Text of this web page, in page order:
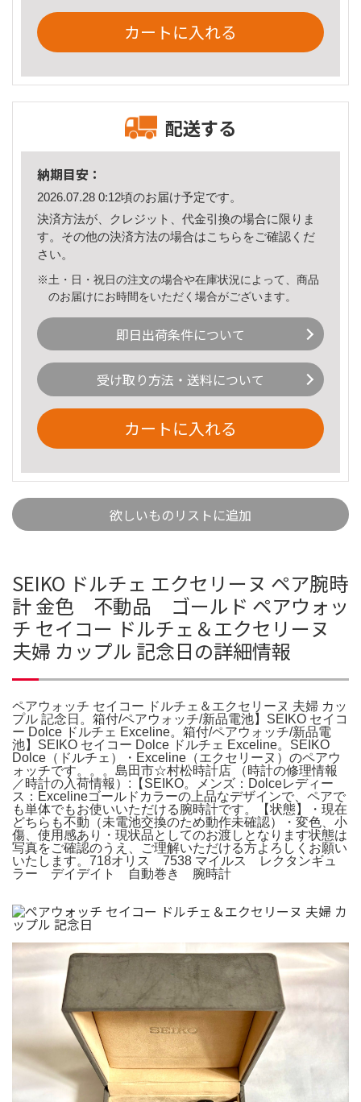
カートに入れる
配送する
納期目安：
2026.07.28 0:12頃のお届け予定です。
決済方法が、クレジット、代金引換の場合に限りま
す。その他の決済方法の場合はこちら をご確認くだ
さい。
※土・日・祝日の注文の場合や在庫状況によって、商品
のお届けにお時間をいただく場合がございます。
即日出荷条件について
受け取り方法・送料について
カートに入れる
欲しいものリストに追加
SEIKO ドルチェ エクセリーヌ ペア腕時
計 金色 不動品 ゴールド ペアウォッ
チ セイコー ドルチェ＆エクセリーヌ
夫婦 カップル 記念日の詳細情報
ペアウォッチ セイコー ドルチェ＆エクセリーヌ 夫婦 カッ
プル 記念日。箱付/ペアウォッチ/新品電池】SEIKO セイコ
ー Dolce ドルチェ Exceline。箱付/ペアウォッチ/新品電
池】SEIKO セイコー Dolce ドルチェ Exceline。SEIKO
Dolce（ドルチェ）・Exceline（エクセリーヌ）のペアウ
ォッチです。。。島田市☆村松時計店 （時計の修理情報
／時計の入荷情報）:【SEIKO。メンズ：Dolceレディー
ス：Excelineゴールドカラーの上品なデザインで、ペアで
も単体でもお使いいただける腕時計です。【状態】・現在
どちらも不動（未電池交換のため動作未確認）・変色、小
傷、使用感あり・現状品としてのお渡しとなります状態は
写真をご確認のうえ、ご理解いただける方よろしくお願い
いたします。718オリス 7538 マイルス レクタンギュ
ラー デイデイト 自動巻き 腕時計